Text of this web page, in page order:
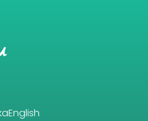
English